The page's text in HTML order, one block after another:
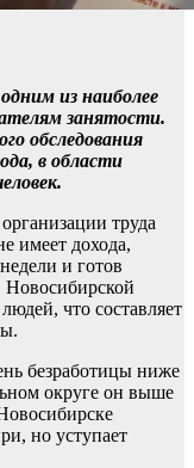
из наиболее
занятости.
обследования
в области
труда
имеет дохода,
и готов
что составляет
безработицы ниже
округе он выше
но уступает